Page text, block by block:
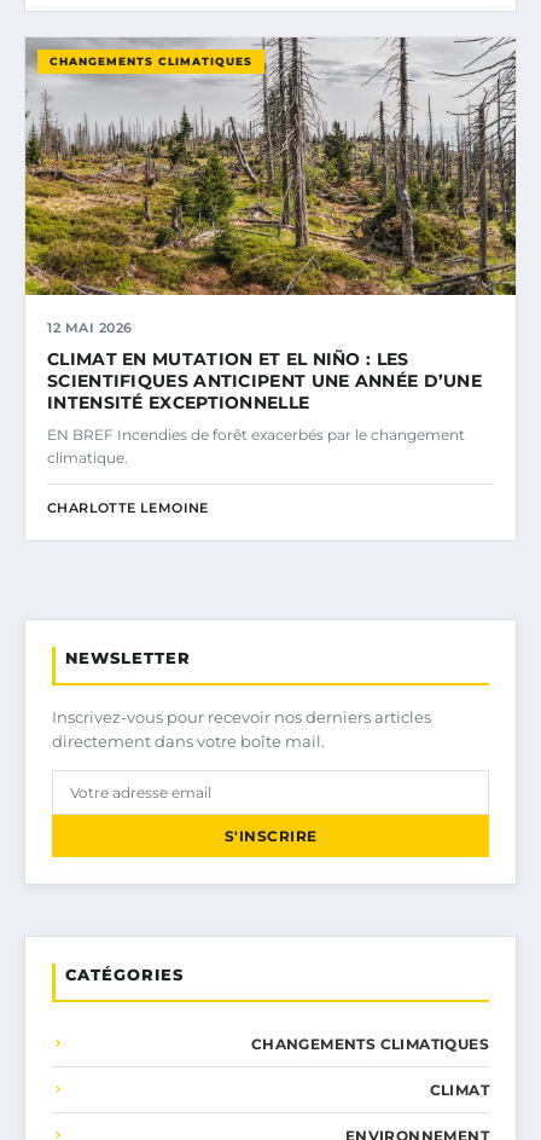
CHANGEMENTS CLIMATIQUES
12 MAI 2026
CLIMAT EN MUTATION ET EL NIÑO : LES
SCIENTIFIQUES ANTICIPENT UNE ANNÉE D’UNE
INTENSITÉ EXCEPTIONNELLE
EN BREF Incendies de forêt exacerbés par le changement
climatique.
CHARLOTTE LEMOINE
NEWSLETTER
Inscrivez-vous pour recevoir nos derniers articles
directement dans votre boîte mail.
S'INSCRIRE
CATÉGORIES
CHANGEMENTS CLIMATIQUES
CLIMAT
ENVIRONNEMENT